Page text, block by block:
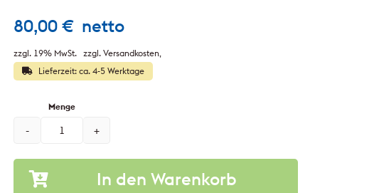
80,00€ netto
zzgl. 19% MwSt.
zzgl. Versandkosten
Lieferzeit: ca. 4-5 Werktage
In den Warenkorb